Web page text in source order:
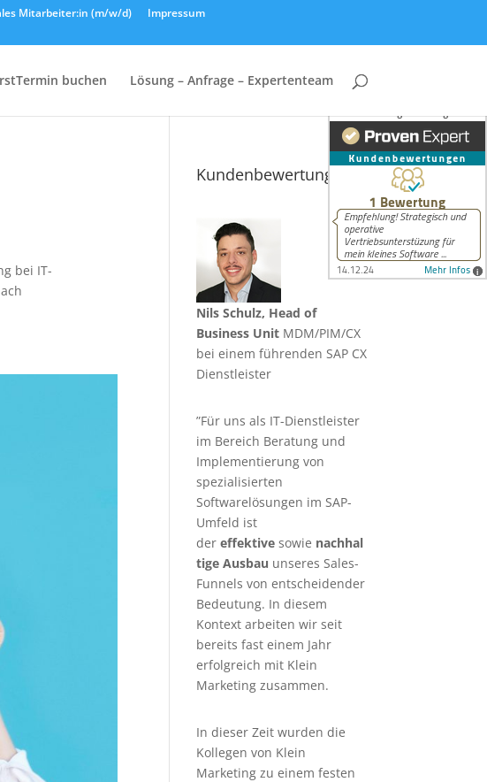
Mitarbeiter:in (m/w/d)
Impressum
buchen Lösung – Anfrage – Expertenteam
bei IT-
Kundenbewertungen
Nils Schulz, Head of
Business Unit MDM/PIM/CX
bei einem führenden SAP CX
Dienstleister
”Für uns als IT-Dienstleister
im Bereich Beratung und
Implementierung von
spezialisierten
Softwarelösungen im SAP-
Umfeld ist
dereffektivesowie nachhal
tige Ausbau unseres Sales-
Funnels von entscheidender
Bedeutung. In diesem
Kontext arbeiten wir seit
bereits fast einem Jahr
erfolgreich mit Klein
Marketing zusammen.
In dieser Zeit wurden die
Kollegen von Klein
Marketing zu einem festen